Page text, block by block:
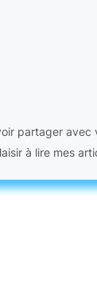
partager avec
à lire mes